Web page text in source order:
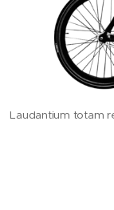
Laudantium totam